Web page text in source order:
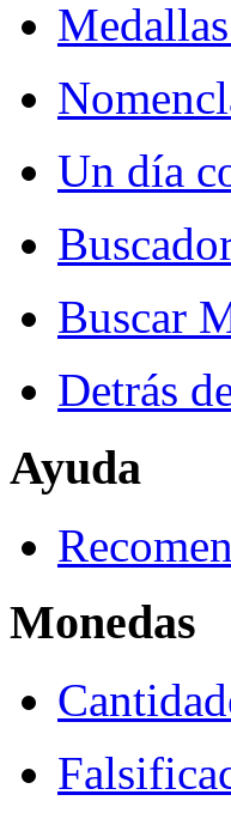
Un día
Buscar
Detrás
Ayuda
Monedas